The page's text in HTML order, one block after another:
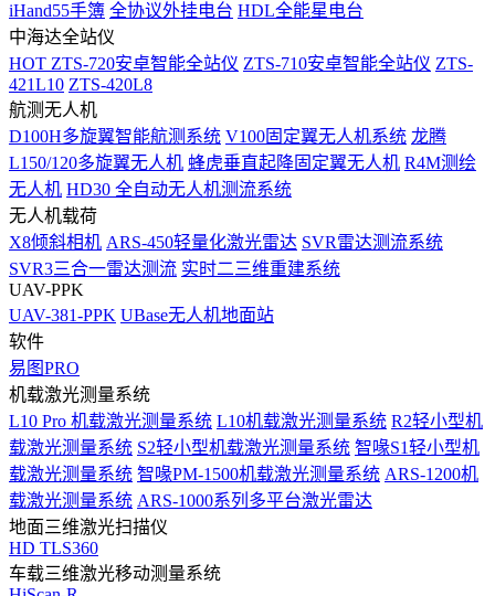
iHand55手簿 全协议外挂电台 HDL全能星电台
中海达全站仪
HOT ZTS-720安卓智能全站仪 ZTS-710安卓智能全站仪 ZTS-
421L10 ZTS-420L8
航测无人机
D100H多旋翼智能航测系统 V100固定翼无人机系统 龙腾
L150/120多旋翼无人机 蜂虎垂直起降固定翼无人机 R4M测绘
无人机 HD30 全自动无人机测流系统
无人机载荷
X8倾斜相机 ARS-450轻量化激光雷达 SVR雷达测流系统
SVR3三合一雷达测流 实时二三维重建系统
UAV-PPK
UAV-381-PPK UBase无人机地面站
软件
易图PRO
机载激光测量系统
L10 Pro 机载激光测量系统 L10机载激光测量系统 R2轻小型机
载激光测量系统 S2轻小型机载激光测量系统 智喙S1轻小型机
载激光测量系统 智喙PM-1500机载激光测量系统 ARS-1200机
载激光测量系统 ARS-1000系列多平台激光雷达
地面三维激光扫描仪
HD TLS360
车载三维激光移动测量系统